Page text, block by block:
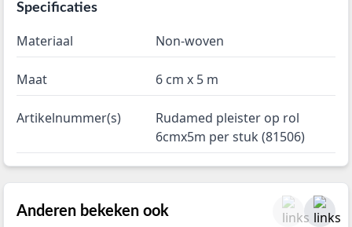
Specificaties
Materiaal Non-woven
Maat 6 cm x 5 m
Artikelnummer(s)
Rudamed pleister op rol
6cmx5m per stuk (81506)
Anderen bekeken ook